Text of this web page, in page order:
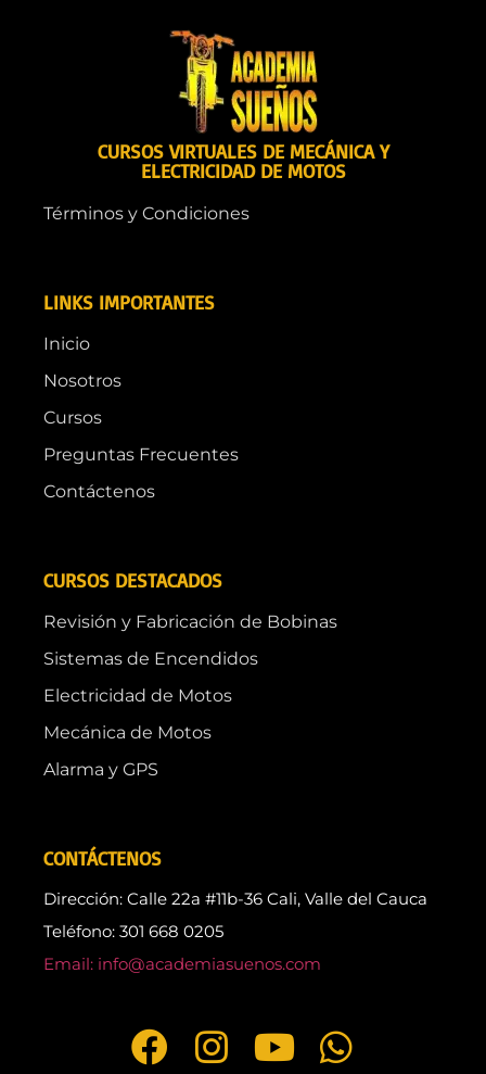
CURSOS VIRTUALES DE MECÁNICA Y
ELECTRICIDAD DE MOTOS
Términos y Condiciones
LINKS IMPORTANTES
Inicio
Nosotros
Cursos
Preguntas Frecuentes
Contáctenos
CURSOS DESTACADOS
Revisión y Fabricación de Bobinas
Sistemas de Encendidos
Electricidad de Motos
Mecánica de Motos
Alarma y GPS
CONTÁCTENOS
Dirección: Calle 22a #11b-36 Cali, Valle del Cauca
Teléfono: 301 668 0205
Email: info@academiasuenos.com